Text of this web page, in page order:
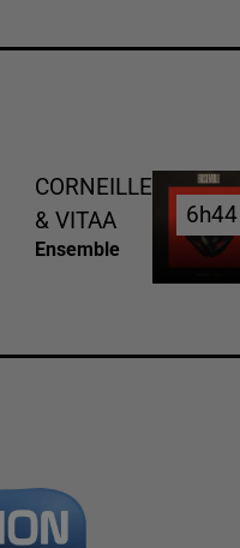
CORNEILLE
& VITAA
Ensemble
6h44
6h44